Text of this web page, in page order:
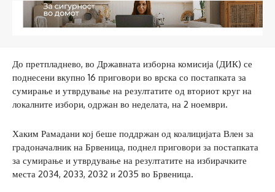
До претпладнево, во Државната изборна комисија (ДИК) се
поднесени вкупно 16 приговори во врска со постапката за
сумирање и утврдување на резултатите од вториот круг на
локалните избори, одржан во неделата, на 2 ноември.
Хаким Рамадани кој беше поддржан од коалицијата Влен за
градоначалник на Брвеница, поднел приговори за постапката
за сумирање и утврдување на резултатите на избирачките
места 2034, 2033, 2032 и 2035 во Брвеница.